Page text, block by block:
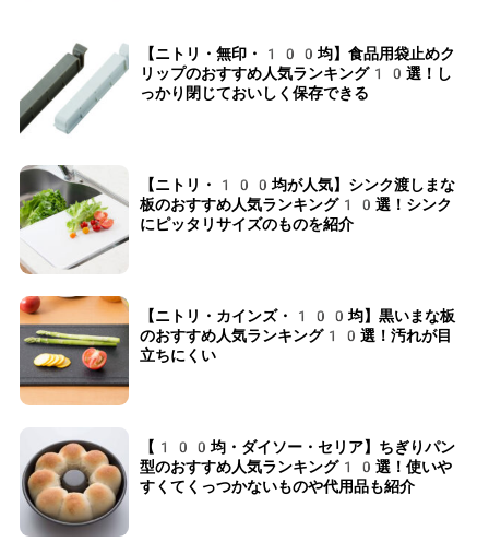
【ニトリ・無印・100均】食品用袋止めク
リップのおすすめ人気ランキング10選！し
っかり閉じておいしく保存できる
【ニトリ・100均が人気】シンク渡しまな
板のおすすめ人気ランキング10選！シンク
にピッタリサイズのものを紹介
【ニトリ・カインズ・100均】黒いまな板
のおすすめ人気ランキング10選！汚れが目
立ちにくい
【100均・ダイソー・セリア】ちぎりパン
型のおすすめ人気ランキング10選！使いや
すくてくっつかないものや代用品も紹介